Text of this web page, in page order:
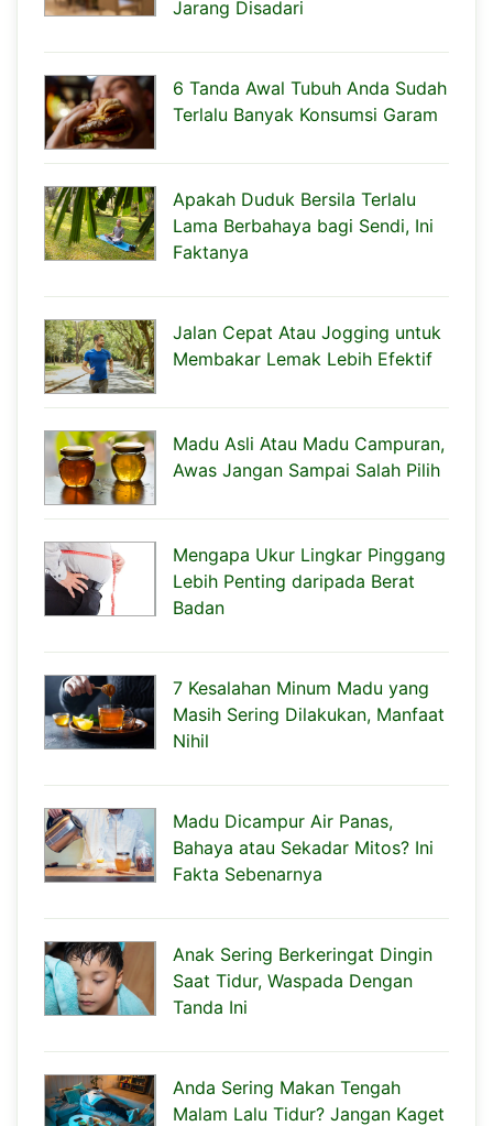
Jarang Disadari
6 Tanda Awal Tubuh Anda Sudah
Terlalu Banyak Konsumsi Garam
Apakah Duduk Bersila Terlalu
Lama Berbahaya bagi Sendi, Ini
Faktanya
Jalan Cepat Atau Jogging untuk
Membakar Lemak Lebih Efektif
Madu Asli Atau Madu Campuran,
Awas Jangan Sampai Salah Pilih
Mengapa Ukur Lingkar Pinggang
Lebih Penting daripada Berat
Badan
7 Kesalahan Minum Madu yang
Masih Sering Dilakukan, Manfaat
Nihil
Madu Dicampur Air Panas,
Bahaya atau Sekadar Mitos? Ini
Fakta Sebenarnya
Anak Sering Berkeringat Dingin
Saat Tidur, Waspada Dengan
Tanda Ini
Anda Sering Makan Tengah
Malam Lalu Tidur? Jangan Kaget